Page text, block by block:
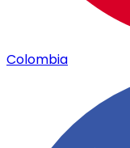
Colombia